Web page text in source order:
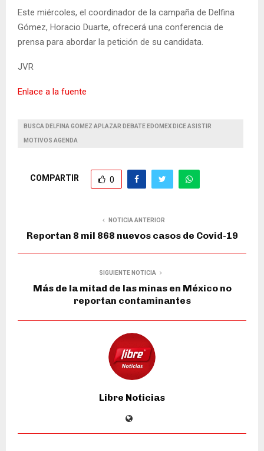
Este miércoles, el coordinador de la campaña de Delfina
Gómez, Horacio Duarte, ofrecerá una conferencia de
prensa para abordar la petición de su candidata.
JVR
Enlace a la fuente
BUSCA DELFINA GOMEZ APLAZAR DEBATE EDOMEX DICE ASISTIR
MOTIVOS AGENDA
COMPARTIR 0
NOTICIA ANTERIOR
Reportan 8 mil 868 nuevos casos de Covid-19
SIGUIENTE NOTICIA
Más de la mitad de las minas en México no
reportan contaminantes
Libre Noticias